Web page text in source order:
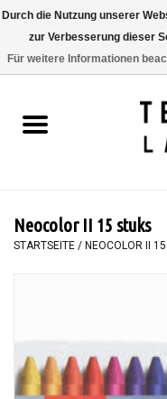
BÜCHER
MALEN
SPECIALS
Neocolor II 15 stuks
STARTSEITE / NEOCOLOR II
Durch die Nutzung unserer
zur Verbesserung dieser
Für weitere Informationen